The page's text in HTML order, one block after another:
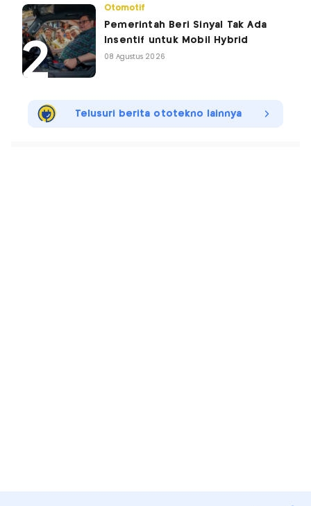
Otomotif
Pemerintah Beri Sinyal Tak Ada
Insentif untuk Mobil Hybrid
08 Agustus 2026
Telusuri berita ototekno lainnya